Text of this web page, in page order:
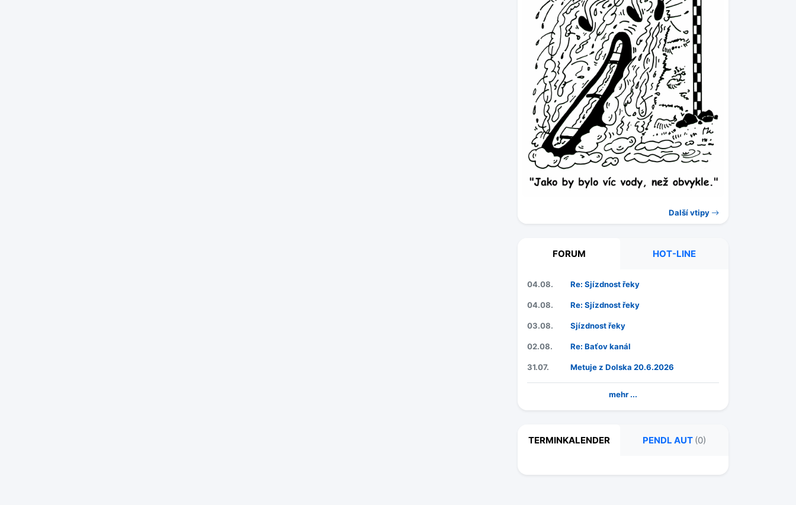
Další vtipy
FORUM HOT-LINE
04.08. Re: Sjízdnost řeky
04.08. Re: Sjízdnost řeky
03.08. Sjízdnost řeky
02.08. Re: Baťov kanál
31.07. Metuje z Dolska 20.6.2026
mehr ...
TERMINKALENDER PENDL AUT (0)